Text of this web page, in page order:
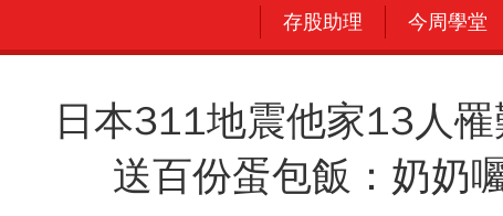
存股助理 今周學堂
日本311地震他家13人
送百份蛋包飯：奶奶